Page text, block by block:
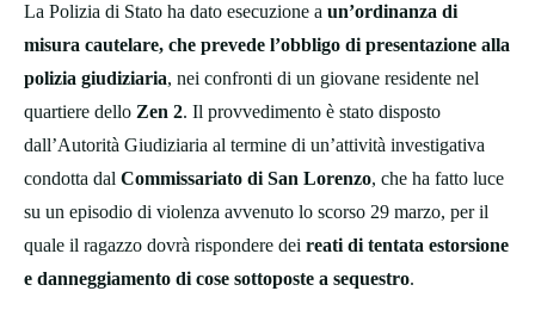
La Polizia di Stato ha dato esecuzione a un’ordinanza di
misura cautelare, che prevede l’obbligo di presentazione alla
polizia giudiziaria, nei confronti di un giovane residente nel
quartiere dello Zen 2. Il provvedimento è stato disposto
dall’Autorità Giudiziaria al termine di un’attività investigativa
condotta dal Commissariato di San Lorenzo, che ha fatto luce
su un episodio di violenza avvenuto lo scorso 29 marzo, per il
quale il ragazzo dovrà rispondere dei reati di tentata estorsione
e danneggiamento di cose sottoposte a sequestro.